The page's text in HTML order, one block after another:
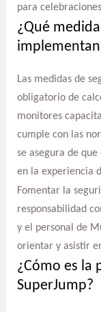
para
¿Qué
Las medidas de
obligatorio de
monitores
cumple con las
se asegura de
en la experiencia
Fomentar la
responsabilidad
y el personal de
orientar y asistir
¿Cómo es la
SuperJump?